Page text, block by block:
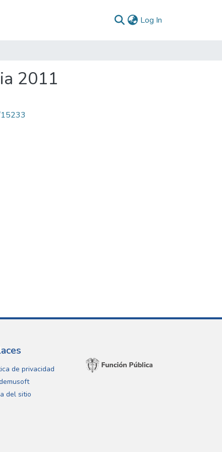
Log In
2011
de privacidad
del sitio